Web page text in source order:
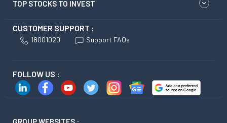
TOP STOCKS TO INVEST
CUSTOMER SUPPORT :
18001020 Support FAQs
FOLLOW US :